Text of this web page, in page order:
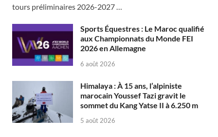
tours préliminaires 2026-2027 …
Sports Équestres : Le Maroc qualifié
aux Championnats du Monde FEI
2026 en Allemagne
6 août 2026
Himalaya : À 15 ans, l’alpiniste
marocain Youssef Tazi gravit le
sommet du Kang Yatse II à 6.250 m
5 août 2026